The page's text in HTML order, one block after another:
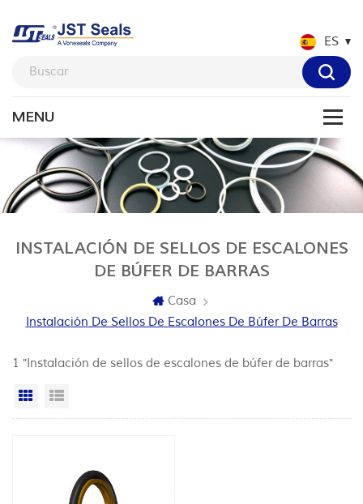
ES
INSTALACIÓN DE SELLOS DE ESCALONES
DE BÚFER DE BARRAS
Casa
Instalación De Sellos De Escalones De Búfer De Barras
1 "Instalación de sellos de escalones de búfer de barras"
Vista en cuadrícula